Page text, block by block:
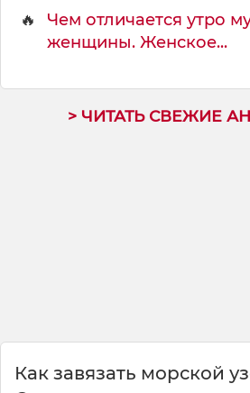
🔥
Чем отличается утро
женщины. Женское...
> ЧИТАТЬ СВЕЖИЕ
Как завязать морской